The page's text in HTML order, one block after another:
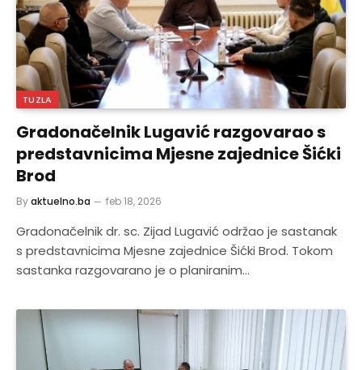
TUZLA
Gradonačelnik Lugavić razgovarao s
predstavnicima Mjesne zajednice Šićki
Brod
Byaktuelno.ba feb 18, 2026
Gradonačelnik dr. sc. Zijad Lugavić održao je sastanak
s predstavnicima Mjesne zajednice Šićki Brod. Tokom
sastanka razgovarano je o planiranim…